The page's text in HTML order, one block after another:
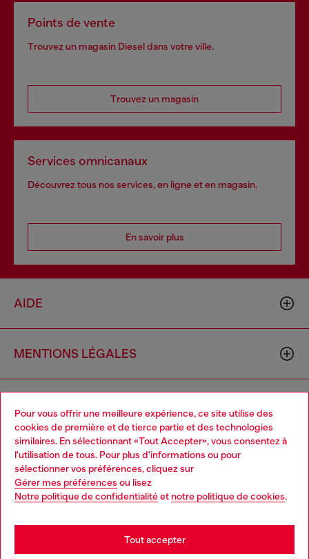
Pour vous offrir une meilleure expérience, ce site utilise des
cookies de première et de tierce partie et des technologies
similaires. En sélectionnant «Tout Accepter», vous consentez à
l'utilisation de tous. Pour plus d'informations ou pour
sélectionner vos préférences, cliquez sur
Gérer mes préférences ou lisez
Notre politique de confidentialitéet notre politique de cookies.
Tout accepter
Points de vente
Trouvez un magasin Diesel dans votre ville.
Trouvez un magasin
Services omnicanaux
Découvrez tous nos services, en ligne et en magasin.
En savoir plus
AIDE
MENTIONS LÉGALES
CORPORATE
Choose your location
You are currently browsing France website, but it seems you
may be based in United States